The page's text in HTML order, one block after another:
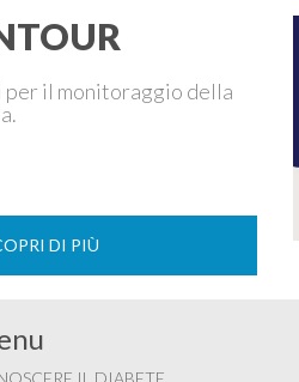
per il monitoraggio della
DI PIÙ
IL DIABETE